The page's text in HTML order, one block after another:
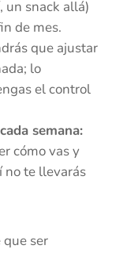
un snack allá)
de mes.
que ajustar
lo
el control
semana:
cómo vas y
no te llevarás
ser